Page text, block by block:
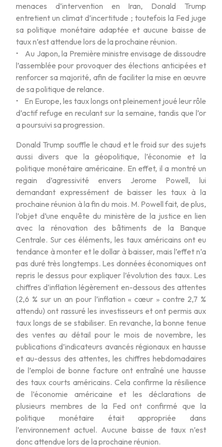
menaces d’intervention en Iran, Donald Trump
entretient un climat d’incertitude ; toutefois la Fed juge
sa politique monétaire adaptée et aucune baisse de
taux n’est attendue lors de la prochaine réunion.
• Au Japon, la Première ministre envisage de dissoudre
l’assemblée pour provoquer des élections anticipées et
renforcer sa majorité, afin de faciliter la mise en œuvre
de sa politique de relance.
• En Europe, les taux longs ont pleinement joué leur rôle
d’actif refuge en reculant sur la semaine, tandis que l’or
a poursuivi sa progression.
Donald Trump souffle le chaud et le froid sur des sujets
aussi divers que la géopolitique, l’économie et la
politique monétaire américaine. En effet, il a montré un
regain d’agressivité envers Jerome Powell, lui
demandant expressément de baisser les taux à la
prochaine réunion à la fin du mois. M. Powell fait, de plus,
l’objet d’une enquête du ministère de la justice en lien
avec la rénovation des bâtiments de la Banque
Centrale. Sur ces éléments, les taux américains ont eu
tendance à monter et le dollar à baisser, mais l’effet n’a
pas duré très longtemps. Les données économiques ont
repris le dessus pour expliquer l’évolution des taux. Les
chiffres d’inflation légèrement en-dessous des attentes
(2,6 % sur un an pour l’inflation « cœur » contre 2,7 %
attendu) ont rassuré les investisseurs et ont permis aux
taux longs de se stabiliser. En revanche, la bonne tenue
des ventes au détail pour le mois de novembre, les
publications d’indicateurs avancés régionaux en hausse
et au-dessus des attentes, les chiffres hebdomadaires
de l’emploi de bonne facture ont entraîné une hausse
des taux courts américains. Cela confirme la résilience
de l’économie américaine et les déclarations de
plusieurs membres de la Fed ont confirmé que la
politique monétaire était appropriée dans
l’environnement actuel. Aucune baisse de taux n’est
donc attendue lors de la prochaine réunion.